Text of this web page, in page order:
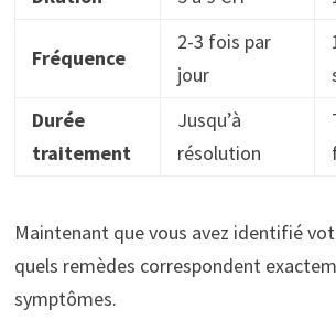
Fréquence
2-3 fois par
jour
Durée
traitement
Jusqu’à
résolution
Maintenant que vous avez identifié
quels remèdes correspondent
symptômes.